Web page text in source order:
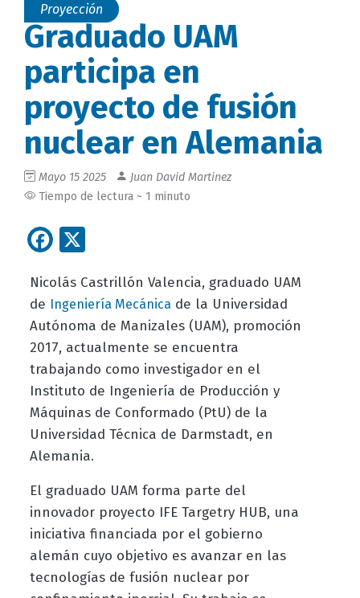
Proyección
Graduado UAM
participa en
proyecto de fusión
nuclear en Alemania
Mayo 15 2025
Juan David Martinez
Tiempo de lectura ~ 1 minuto
Facebook
Nicolás Castrillón Valencia, graduado UAM
de Ingeniería Mecánicade la Universidad
Autónoma de Manizales (UAM), promoción
2017, actualmente se encuentra
trabajando como investigador en el
Instituto de Ingeniería de Producción y
Máquinas de Conformado (PtU) de la
Universidad Técnica de Darmstadt, en
Alemania.
El graduado UAM forma parte del
innovador proyecto IFE Targetry HUB, una
iniciativa financiada por el gobierno
alemán cuyo objetivo es avanzar en las
tecnologías de fusión nuclear por